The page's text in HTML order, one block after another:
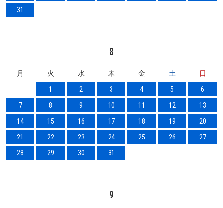
31
8
月 火 水 木 金 土
日
1
2 3 4 5
6
7
8 9 10 11 12
13
14
15 16 17 18 19
20
21
22 23 24 25 26
27
28
29 30 31
9